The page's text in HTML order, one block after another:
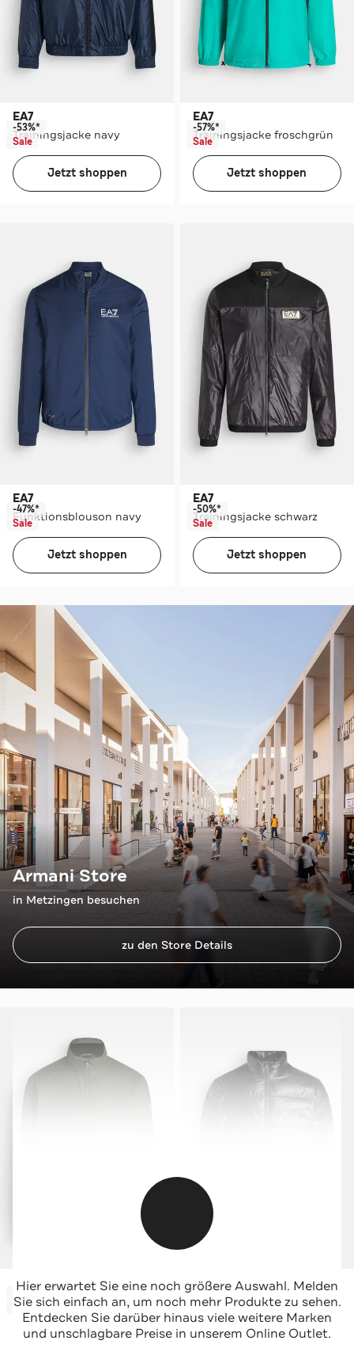
EA7
Trainingsjacke navy
-53%*
Sale
Jetzt shoppen
EA7
Trainingsjacke froschgrün
-57%*
Sale
Jetzt shoppen
EA7
Funktionsblouson navy
-47%*
Sale
Jetzt shoppen
EA7
Trainingsjacke schwarz
-50%*
Sale
Jetzt shoppen
EA7
Trainingsjacke dunkelgrün
-55%*
Sale
Jetzt shoppen
EA7
Steppjacke schwarz
-39%*
Sale
Jetzt shoppen
Armani Store
in Metzingen besuchen
zu den Store Details
Hier erwartet Sie eine noch größere Auswahl. Melden
Sie sich einfach an, um noch mehr Produkte zu sehen.
Entdecken Sie darüber hinaus viele weitere Marken
und unschlagbare Preise in unserem Online Outlet.